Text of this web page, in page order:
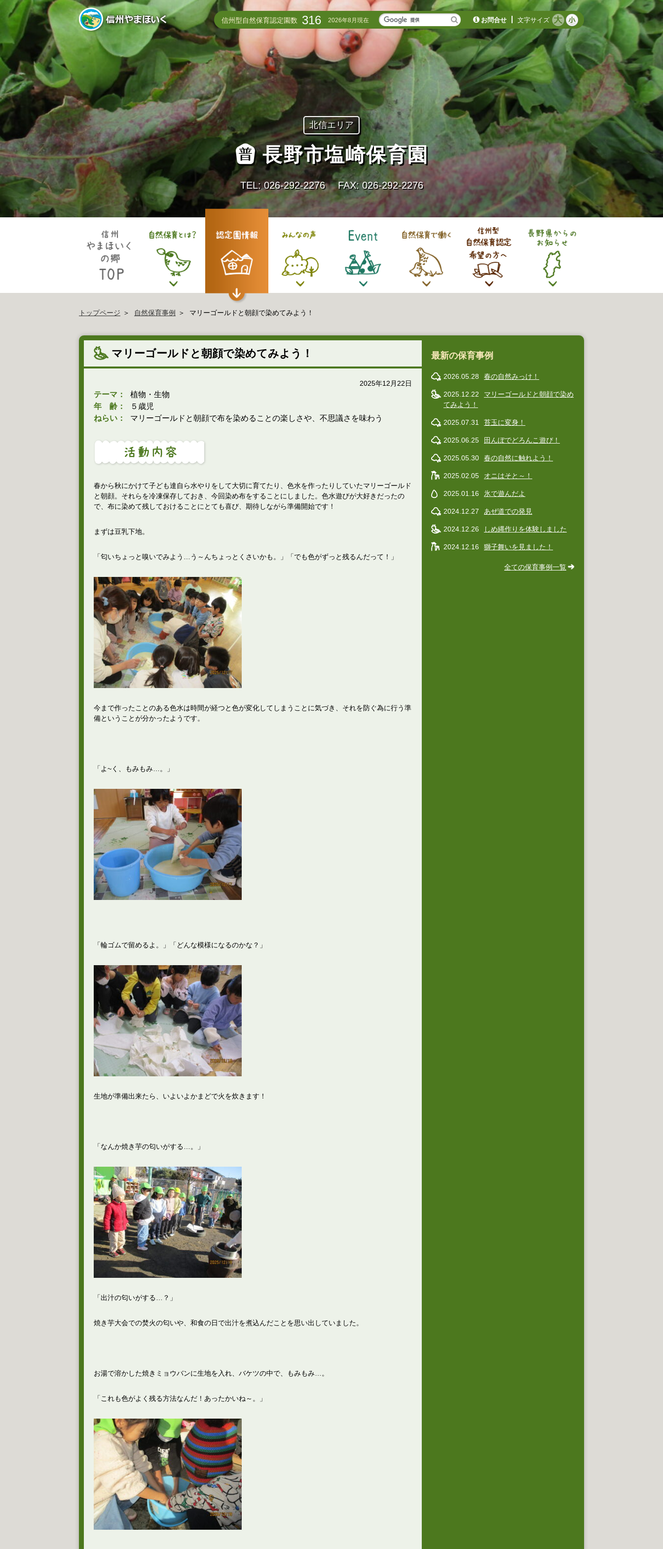
信州型自然保育認定園数 316 2026年8月現在 お問合せ 文字サイズ
北信エリア
長野市塩崎保育園
TEL: 026‐292‐2276 FAX: 026‐292‐2276
トップページ 自然保育事例 マリーゴールドと朝顔で染めてみよう！
マリーゴールドと朝顔で染めてみよう！
2025年12月22日
テーマ：
植物・生物
年 齢：
５歳児
ねらい：
マリーゴールドと朝顔で布を染めることの楽しさや、不思議さを味わう
春から秋にかけて子ども達自ら水やりをして大切に育てたり、色水を作ったりしていたマリーゴールド
と朝顔。それらを冷凍保存しておき、今回染め布をすることにしました。色水遊びが大好きだったの
で、布に染めて残しておけることにとても喜び、期待しながら準備開始です！
まずは豆乳下地。
「匂いちょっと嗅いでみよう…う～んちょっとくさいかも。」「でも色がずっと残るんだって！」
今まで作ったことのある色水は時間が経つと色が変化してしまうことに気づき、それを防ぐ為に行う準
備ということが分かったようです。
「よ~く、もみもみ…。」
「輪ゴムで留めるよ。」「どんな模様になるのかな？」
生地が準備出来たら、いよいよかまどで火を炊きます！
「なんか焼き芋の匂いがする…。」
「出汁の匂いがする…？」
焼き芋大会での焚火の匂いや、和食の日で出汁を煮込んだことを思い出していました。
お湯で溶かした焼きミョウバンに生地を入れ、バケツの中で、もみもみ…。
「これも色がよく残る方法なんだ！あったかいね～。」
最新の保育事例
2026.05.28 春の自然みっけ！
2025.12.22
マリーゴールドと朝顔で染め
てみよう！
2025.07.31 苔玉に変身！
2025.06.25 田んぼでどろんこ遊び！
2025.05.30 春の自然に触れよう！
2025.02.05 オニはそと～！
2025.01.16 氷で遊んだよ
2024.12.27 あぜ道での発見
2024.12.26 しめ縄作りを体験しました
2024.12.16 獅子舞いを見ました！
全ての保育事例一覧